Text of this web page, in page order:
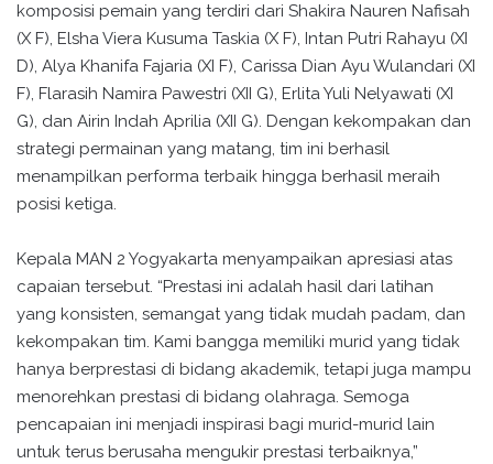
komposisi pemain yang terdiri dari Shakira Nauren Nafisah
(X F), Elsha Viera Kusuma Taskia (X F), Intan Putri Rahayu (XI
D), Alya Khanifa Fajaria (XI F), Carissa Dian Ayu Wulandari (XI
F), Flarasih Namira Pawestri (XII G), Erlita Yuli Nelyawati (XI
G), dan Airin Indah Aprilia (XII G). Dengan kekompakan dan
strategi permainan yang matang, tim ini berhasil
menampilkan performa terbaik hingga berhasil meraih
posisi ketiga.
Kepala MAN 2 Yogyakarta menyampaikan apresiasi atas
capaian tersebut. “Prestasi ini adalah hasil dari latihan
yang konsisten, semangat yang tidak mudah padam, dan
kekompakan tim. Kami bangga memiliki murid yang tidak
hanya berprestasi di bidang akademik, tetapi juga mampu
menorehkan prestasi di bidang olahraga. Semoga
pencapaian ini menjadi inspirasi bagi murid-murid lain
untuk terus berusaha mengukir prestasi terbaiknya,”